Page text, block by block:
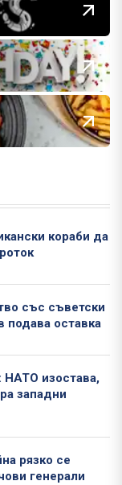
кораби да
със съветски
подава оставка
изостава,
западни
рязко се
генерали